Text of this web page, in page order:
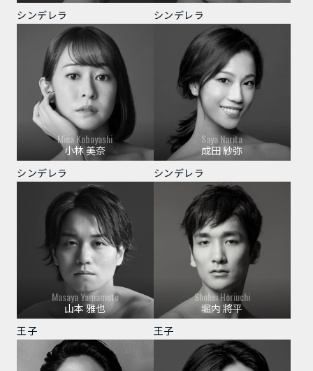
シンデレラ
シンデレラ
Mina Kobayashi
小林 美奈
シンデレラ
Saya Narita
成田 紗弥
シンデレラ
Masaya Yamamoto
山本 雅也
王子
Shohei Horiuchi
堀内 將平
王子